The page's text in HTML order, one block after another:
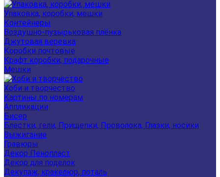
Упаковка, коробки, мешки
Контейнеры
Воздушно-пузырьковая плёнка
Джутовая веревка
Коробки почтовые
Крафт коробки, подарочные
Мешки
Хоби и творчество
Картины по номерам
Аппликации
Бисер
Блестки, гели, Прищепки, Проволока, Глазки, носики
Выжигание
Гравюры
Декор Пенопласт
Декор для поделок
Декупаж, кракелюр, поталь